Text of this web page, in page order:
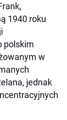
1940 roku
polskim
w
jednak